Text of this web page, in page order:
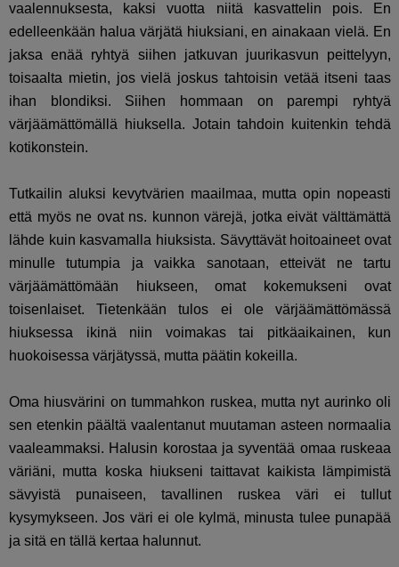
vaalennuksesta, kaksi vuotta niitä kasvattelin pois. En
edelleenkään halua värjätä hiuksiani, en ainakaan vielä. En
jaksa enää ryhtyä siihen jatkuvan juurikasvun peittelyyn,
toisaalta mietin, jos vielä joskus tahtoisin vetää itseni taas
ihan blondiksi. Siihen hommaan on parempi ryhtyä
värjäämättömällä hiuksella. Jotain tahdoin kuitenkin tehdä
kotikonstein.
Tutkailin aluksi kevytvärien maailmaa, mutta opin nopeasti
että myös ne ovat ns. kunnon värejä, jotka eivät välttämättä
lähde kuin kasvamalla hiuksista. Sävyttävät hoitoaineet ovat
minulle tutumpia ja vaikka sanotaan, etteivät ne tartu
värjäämättömään hiukseen, omat kokemukseni ovat
toisenlaiset. Tietenkään tulos ei ole värjäämättömässä
hiuksessa ikinä niin voimakas tai pitkäaikainen, kun
huokoisessa värjätyssä, mutta päätin kokeilla.
Oma hiusvärini on tummahkon ruskea, mutta nyt aurinko oli
sen etenkin päältä vaalentanut muutaman asteen normaalia
vaaleammaksi. Halusin korostaa ja syventää omaa ruskeaa
väriäni, mutta koska hiukseni taittavat kaikista lämpimistä
sävyistä punaiseen, tavallinen ruskea väri ei tullut
kysymykseen. Jos väri ei ole kylmä, minusta tulee punapää
ja sitä en tällä kertaa halunnut.